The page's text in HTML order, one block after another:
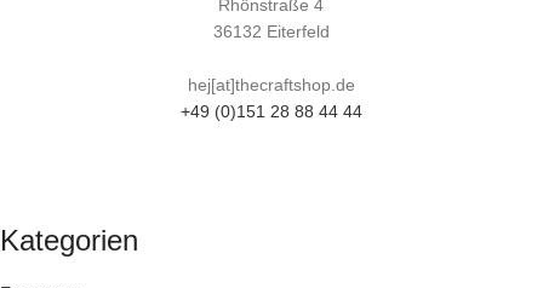
Rhönstraße 4
36132 Eiterfeld
hej[at]thecraftshop.de
+49 (0)151 28 88 44 44
Kategorien